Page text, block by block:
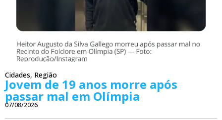
Cidades, Região
Jovem de 19 anos morre após
passar mal em Olímpia
07/08/2026